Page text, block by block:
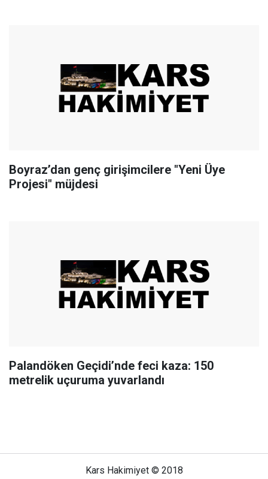
Boyraz’dan genç girişimcilere "Yeni Üye
Projesi" müjdesi
Palandöken Geçidi’nde feci kaza: 150
metrelik uçuruma yuvarlandı
Kars Hakimiyet © 2018